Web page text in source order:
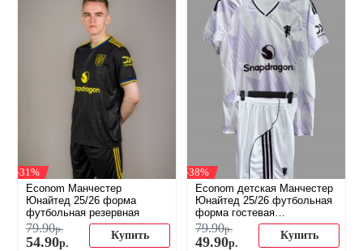
-31%
Econom Манчестер
Юнайтед 25/26 форма
футбольная резервная
79.90р.
54.90р.
Купить
-38%
Econom детская Манчестер
Юнайтед 25/26 футбольная
форма гостевая
(распродажа)
79.90р.
49.90р.
Купить